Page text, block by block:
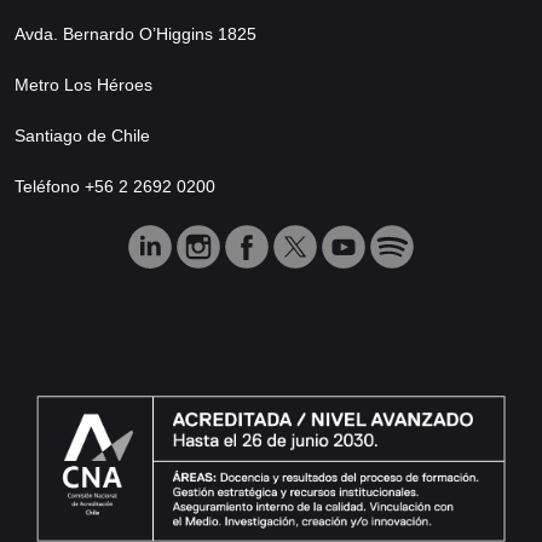
Avda. Bernardo O’Higgins 1825
Metro Los Héroes
Santiago de Chile
Teléfono +56 2 2692 0200